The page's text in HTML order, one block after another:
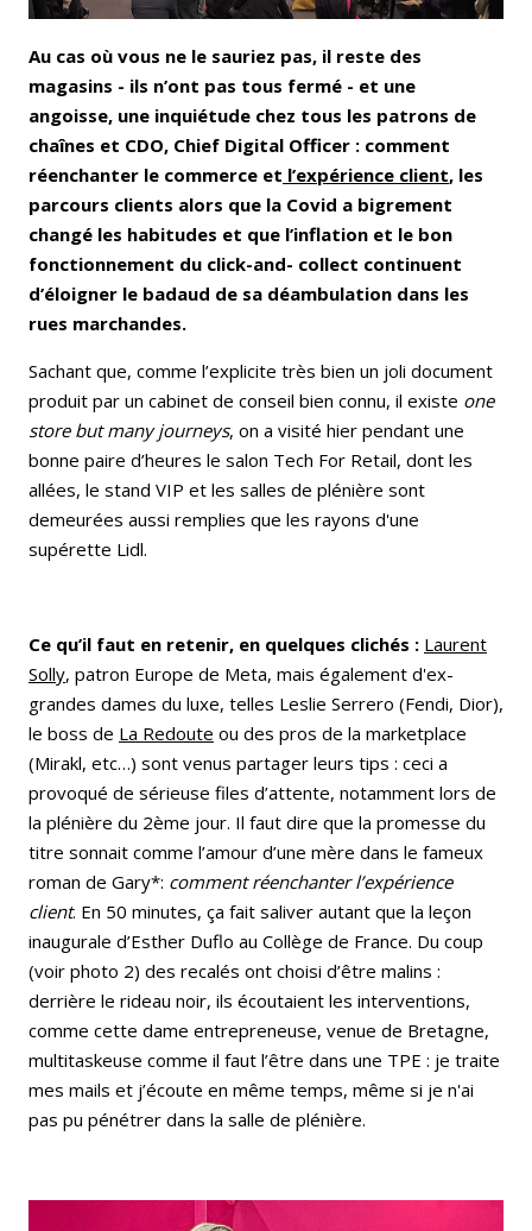
Au cas où vous ne le sauriez pas, il reste des
magasins - ils n’ont pas tous fermé - et une
angoisse, une inquiétude chez tous les patrons de
chaînes et CDO, Chief Digital Officer : comment
réenchanter le commerce et l’expérience client, les
parcours clients alors que la Covid a bigrement
changé les habitudes et que l’inflation et le bon
fonctionnement du click-and- collect continuent
d’éloigner le badaud de sa déambulation dans les
rues marchandes.
Sachant que, comme l’explicite très bien un joli document
produit par un cabinet de conseil bien connu, il existe one
store but many journeys, on a visité hier pendant une
bonne paire d’heures le salon Tech For Retail, dont les
allées, le stand VIP et les salles de plénière sont
demeurées aussi remplies que les rayons d'une
supérette Lidl.
Ce qu’il faut en retenir, en quelques clichés : Laurent
Solly, patron Europe de Meta, mais également d'ex-
grandes dames du luxe, telles Leslie Serrero (Fendi, Dior),
le boss de La Redoute ou des pros de la marketplace
(Mirakl, etc…) sont venus partager leurs tips : ceci a
provoqué de sérieuse files d’attente, notamment lors de
la plénière du 2ème jour. Il faut dire que la promesse du
titre sonnait comme l’amour d’une mère dans le fameux
roman de Gary*: comment réenchanter l’expérience
client. En 50 minutes, ça fait saliver autant que la leçon
inaugurale d’Esther Duflo au Collège de France. Du coup
(voir photo 2) des recalés ont choisi d’être malins :
derrière le rideau noir, ils écoutaient les interventions,
comme cette dame entrepreneuse, venue de Bretagne,
multitaskeuse comme il faut l’être dans une TPE : je traite
mes mails et j’écoute en même temps, même si je n'ai
pas pu pénétrer dans la salle de plénière.